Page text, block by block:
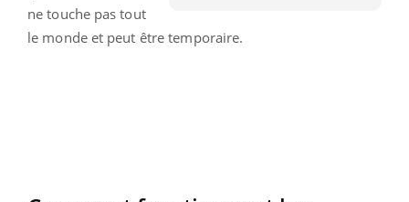
ne touche pas tout
le monde et peut être temporaire.